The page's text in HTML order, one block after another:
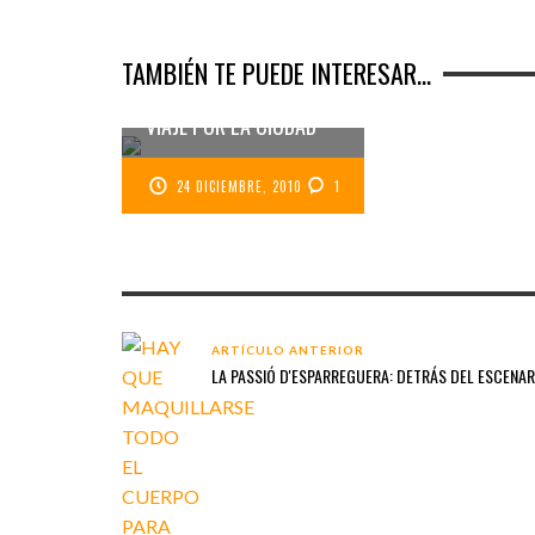
TAMBIÉN TE PUEDE INTERESAR...
SEVILLA 111
VIAJE POR LA CIUDAD
24 DICIEMBRE, 2010 1
ARTÍCULO ANTERIOR
LA PASSIÓ D'ESPARREGUERA: DETRÁS DEL